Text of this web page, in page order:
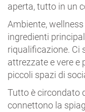
aperta, tutto in un
Ambiente,
ingredienti
riqualificazione. Ci
attrezzate e vere e
piccoli spazi di
Tutto è circondato
connettono la